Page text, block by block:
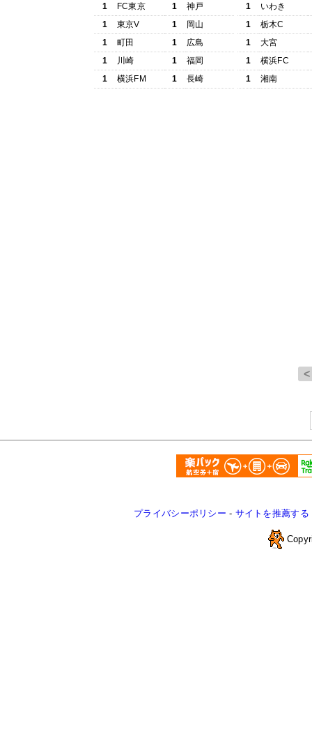
1
FC東京 1
神戸
1
東京V 1
岡山
1
町田 1
広島
1
川崎 1
福岡
1
横浜FM 1 長崎
1
いわき
1
栃木C
1
大宮
1
横浜FC
1
湘南
プライバシーポリシー - サイトを推薦する